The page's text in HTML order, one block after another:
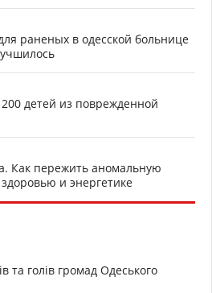
раненых в одесской больнице
детей из поврежденной
Как пережить аномальную
и энергетике
та голів громад Одеського